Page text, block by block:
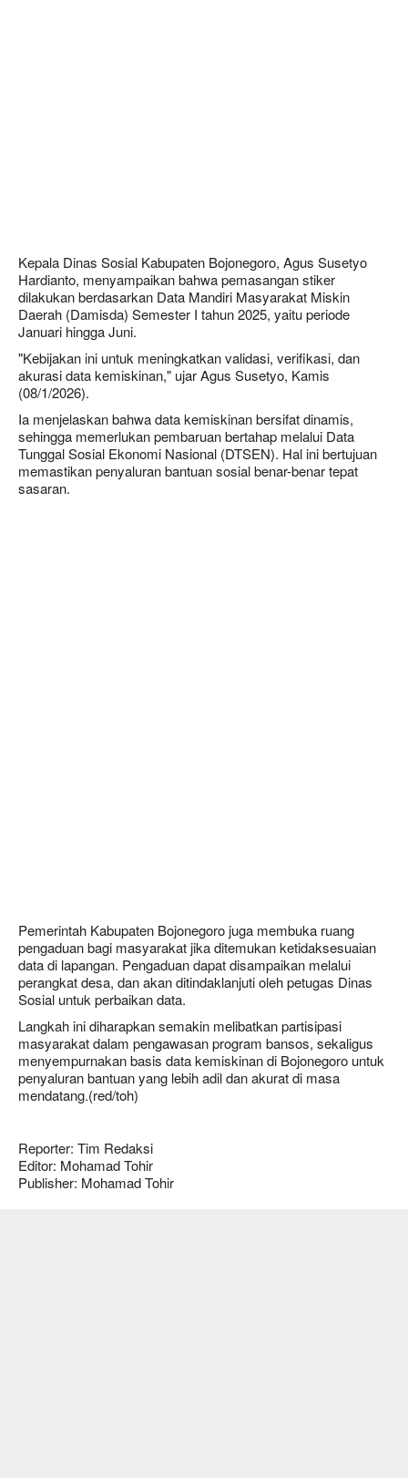
Kepala Dinas Sosial Kabupaten Bojonegoro, Agus Susetyo
Hardianto, menyampaikan bahwa pemasangan stiker
dilakukan berdasarkan Data Mandiri Masyarakat Miskin
Daerah (Damisda) Semester I tahun 2025, yaitu periode
Januari hingga Juni.
"Kebijakan ini untuk meningkatkan validasi, verifikasi, dan
akurasi data kemiskinan," ujar Agus Susetyo, Kamis
(08/1/2026).
Ia menjelaskan bahwa data kemiskinan bersifat dinamis,
sehingga memerlukan pembaruan bertahap melalui Data
Tunggal Sosial Ekonomi Nasional (DTSEN). Hal ini bertujuan
memastikan penyaluran bantuan sosial benar-benar tepat
sasaran.
Pemerintah Kabupaten Bojonegoro juga membuka ruang
pengaduan bagi masyarakat jika ditemukan ketidaksesuaian
data di lapangan. Pengaduan dapat disampaikan melalui
perangkat desa, dan akan ditindaklanjuti oleh petugas Dinas
Sosial untuk perbaikan data.
Langkah ini diharapkan semakin melibatkan partisipasi
masyarakat dalam pengawasan program bansos, sekaligus
menyempurnakan basis data kemiskinan di Bojonegoro untuk
penyaluran bantuan yang lebih adil dan akurat di masa
mendatang.(red/toh)
Reporter: Tim Redaksi
Editor: Mohamad Tohir
Publisher: Mohamad Tohir